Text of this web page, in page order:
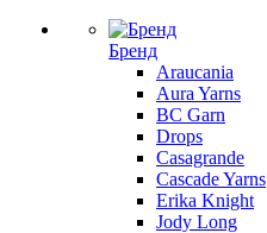
Бренд
Araucania
Aura Yarns
BC Garn
Drops
Casagrande
Cascade Yarns
Erika Knight
Jody Long